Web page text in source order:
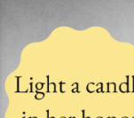
geven, in de
wereld zouden